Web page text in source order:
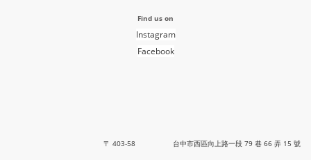
Find us on
Instagram
Facebook
〒 403-58 台中市西區向上路一段 79 巷 66 弄 15 號